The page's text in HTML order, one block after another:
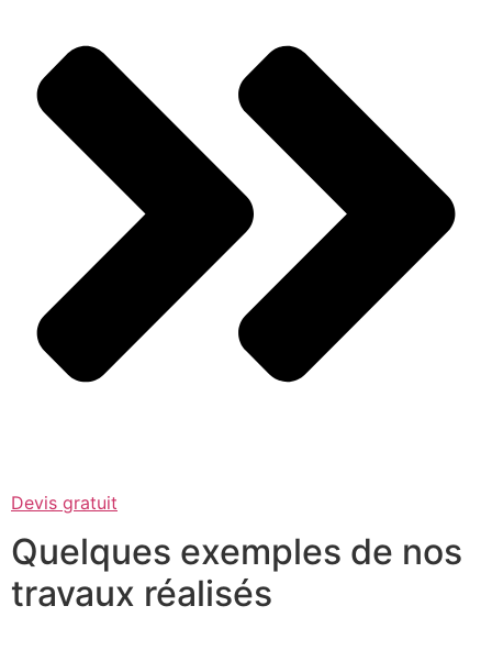
Devis gratuit
Quelques exemples de nos
travaux réalisés